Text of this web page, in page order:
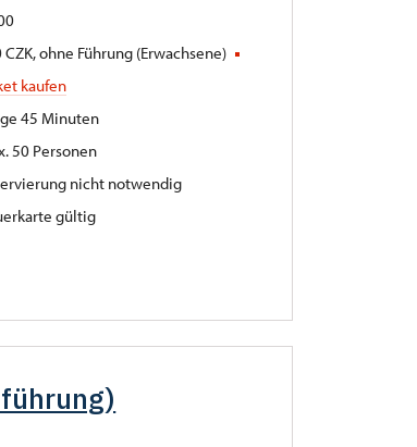
CZK, ohne Führung (Erwachsene)
kaufen
45 Minuten
50 Personen
nicht notwendig
gültig